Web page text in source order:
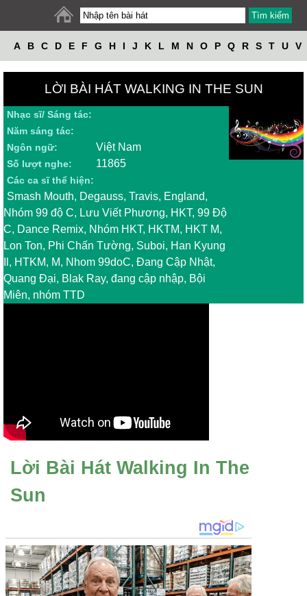
A B C D E F G H I J K L M N O P Q R S T U V
LỜI BÀI HÁT WALKING IN THE SUN
Nhạc sĩ/ Sáng tác:
Năm sáng tác:
Ngôn ngữ:
Việt Nam
Số lượt nghe: 11865
Các ca sĩ thể hiện:
Smash Mouth, Degauss, Travis, England,
Nhóm 99 độ C, Lưu Viết Phương, HKT, 99 Độ
C, Dance Remix, Nhóm HKT, HKTM, HKT M,
Lon Ton, Phi Chấn Tường, Suboi, Han Kyung
Il, HTKM, M, Nhom 99doC, Đang Cập Nhật,
Quang Đại, Blak Ray, đang cập nhập, Bội
Miên, nhóm TTD
Lời Bài Hát Walking In The
Sun